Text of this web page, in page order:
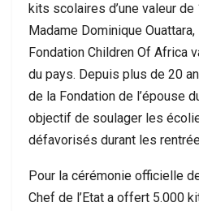
kits scolaires d’une valeur
Madame Dominique
Fondation Children Of Africa
du pays. Depuis plus de 20
de la Fondation de l’épouse
objectif de soulager les
défavorisés durant les
Pour la cérémonie officielle
Chef de l’Etat a offert 5.000